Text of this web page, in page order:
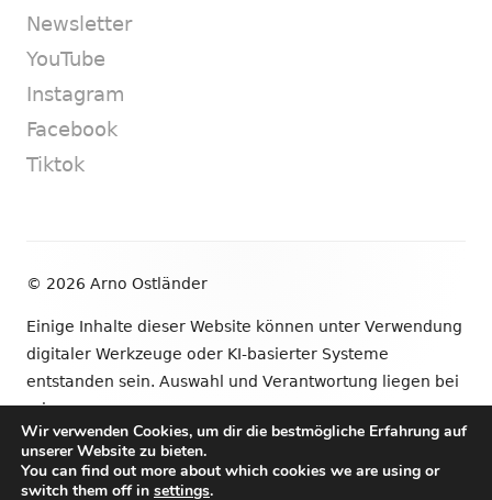
Newsletter
YouTube
Instagram
Facebook
Tiktok
© 2026 Arno Ostländer
Einige Inhalte dieser Website können unter Verwendung
digitaler Werkzeuge oder KI-basierter Systeme
entstanden sein. Auswahl und Verantwortung liegen bei
mir.
•VerwendetTiny Framework
Wir verwenden Cookies, um dir die bestmögliche Erfahrung auf
unserer Website zu bieten.
You can find out more about which cookies we are using or
switch them off in settings.